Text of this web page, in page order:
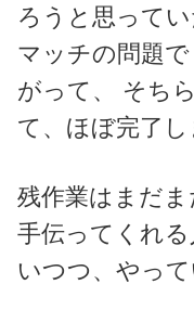
ろうと思って
マッチの問題
がって、 そち
て、ほぼ完了し
残作業はまだま
手伝ってくれ
いつつ、やって